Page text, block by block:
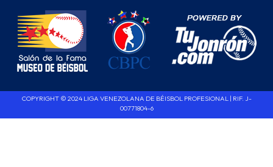
COPYRIGHT © 2024 LIGA VENEZOLANA DE BÉISBOL PROFESIONAL | RIF. J-
00771804-6